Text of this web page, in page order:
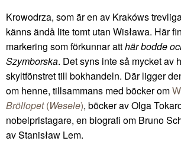
Krowodrza, som är en av Krakóws
känns ändå lite tomt utan Wisława. Här
markering som förkunnar atthär bodde
Szymborska. Det syns inte så mycket av
skyltfönstret till bokhandeln. Där ligger
om henne, tillsammans med böcker om
Bröllopet(Wesele), böcker av Olga
nobelpristagare, en biografi om Bruno
av Stanisław Lem.